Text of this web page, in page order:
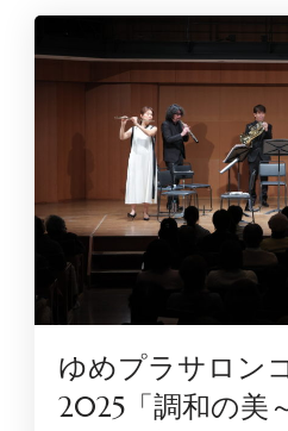
ゆめプラサロン
2025「調和の美